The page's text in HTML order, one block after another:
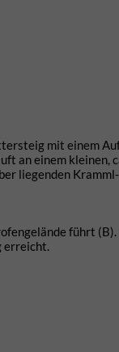
mit einem
an einem kleinen,
liegenden Kramml-
führt (B).
erreicht.